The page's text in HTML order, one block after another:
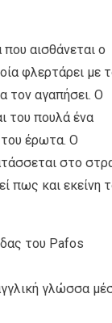
αισθάνεται ο
φλερτάρει με
τον αγαπήσει. Ο
του πουλά ένα
του έρωτα. Ο
στο
πως και εκείνη
του Pafos
γλώσσα